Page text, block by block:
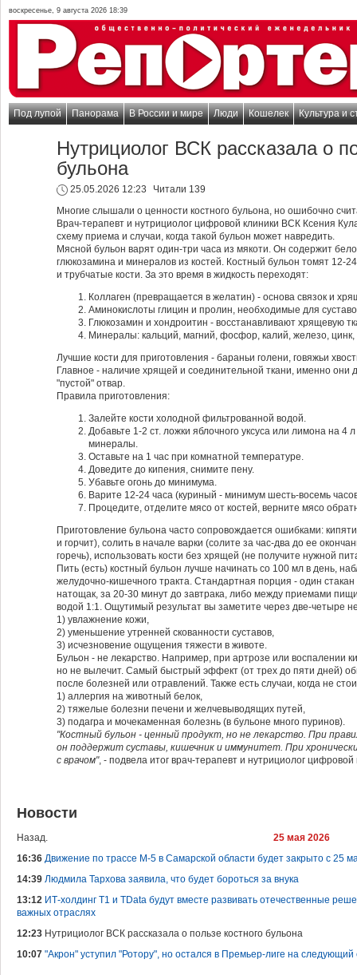
воскресенье, 9 августа 2026 18:39
Под лупой Панорама В России и мире Люди Кошелек Культура и
Нутрициолог ВСК рассказала о
бульона
25.05.2026 12:23
Читали 139
Многие слышали о ценности костного бульона, но ошибочно
Врач-терапевт и нутрициолог цифровой клиники ВСК Ксения
схему приема и случаи, когда такой бульон может навредить.
Мясной бульон варят один-три часа из мякоти. Он содержит
глюкозамина и минералов из костей. Костный бульон томят 12-
и трубчатые кости. За это время в жидкость переходят:
Коллаген (превращается в желатин) - основа связок и
Аминокислоты глицин и пролин, необходимые для
Глюкозамин и хондроитин - восстанавливают хрящевую
Минералы: кальций, магний, фосфор, калий, железо, цинк,
Лучшие кости для приготовления - бараньи голени, говяжьи
Главное - наличие хрящей и соединительной ткани, именно они
"пустой" отвар.
Правила приготовления:
Залейте кости холодной фильтрованной водой.
Добавьте 1-2 ст. ложки яблочного уксуса или лимона на 4
минералы.
Оставьте на 1 час при комнатной температуре.
Доведите до кипения, снимите пену.
Убавьте огонь до минимума.
Варите 12-24 часа (куриный - минимум шесть-восемь
Процедите, отделите мясо от костей, верните мясо
Приготовление бульона часто сопровождается ошибками:
и горчит), солить в начале варки (солите за час-два до ее
горечь), использовать кости без хрящей (не получите нужной
Пить (есть) костный бульон лучше начинать со 100 мл в день,
желудочно-кишечного тракта. Стандартная порция - один
натощак, за 20-30 минут до завтрака, либо между приемами
водой 1:1. Ощутимый результат вы заметите через две-четыре
1) увлажнение кожи,
2) уменьшение утренней скованности суставов,
3) исчезновение ощущения тяжести в животе.
Бульон - не лекарство. Например, при артрозе или воспалении
но не вылечит. Самый быстрый эффект (от трех до пяти дней)
после болезней или отравлений. Также есть случаи, когда не
1) аллергия на животный белок,
2) тяжелые болезни печени и желчевыводящих путей,
3) подагра и мочекаменная болезнь (в бульоне много пуринов).
"Костный бульон - ценный продукт, но не лекарство. При
он поддержит суставы, кишечник и иммунитет. При
с врачом", - подвела итог врач-терапевт и нутрициолог
Новости
Назад.
25 мая 2026
16:36 Движение по трассе М-5 в Самарской области будет закрыто с 25
14:39 Людмила Тархова заявила, что будет бороться за внука
13:12 ИТ-холдинг T1 и TData будут вместе развивать отечественные
важных отраслях
12:23 Нутрициолог ВСК рассказала о пользе костного бульона
10:07 "Акрон" уступил "Ротору", но остался в Премьер-лиге на следующий